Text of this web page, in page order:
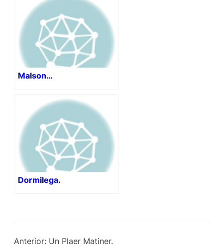
Malson…
Dormilega.
Anterior: Un Plaer Matiner.